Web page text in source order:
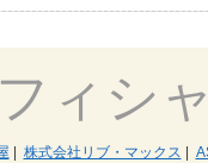
ィシ
株式会社リブ・マックス